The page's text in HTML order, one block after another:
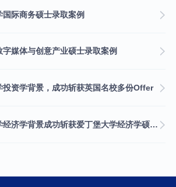
国际商务硕士录取案例
字媒体与创意产业硕士录取案例
投资学背景，成功斩获英国名校多份Offer
上海财经大学经济学背景成功斩获爱丁堡大学经济学硕士录取